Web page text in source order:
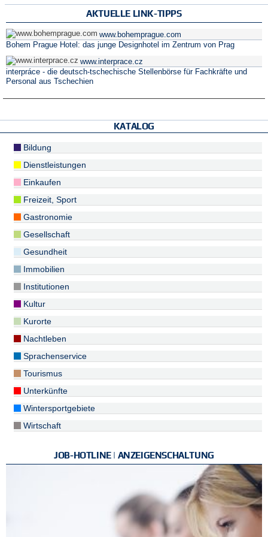
AKTUELLE LINK-TIPPS
www.bohemprague.com
Bohem Prague Hotel: das junge Designhotel im Zentrum von Prag
www.interprace.cz
interpráce - die deutsch-tschechische Stellenbörse für Fachkräfte und
Personal aus Tschechien
KATALOG
Bildung
Dienstleistungen
Einkaufen
Freizeit, Sport
Gastronomie
Gesellschaft
Gesundheit
Immobilien
Institutionen
Kultur
Kurorte
Nachtleben
Sprachenservice
Tourismus
Unterkünfte
Wintersportgebiete
Wirtschaft
JOB-HOTLINE | ANZEIGENSCHALTUNG